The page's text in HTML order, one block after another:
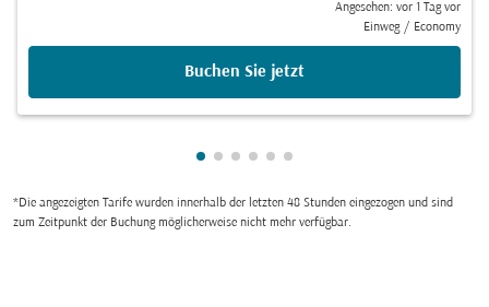
Angesehen: vor 1 Tag vor
Einweg / Economy
Buchen Sie jetzt
zeigt cmp-pagination-showing-
zeigt cmp-pagination-showing-
zeigt cmp-pagination-
zeigt cmp-pagination-
zeigt cmp-pagination-
zeigt cmp-pagination-
*Die angezeigten Tarife wurden innerhalb der letzten 48 Stunden eingezogen und sind
zum Zeitpunkt der Buchung möglicherweise nicht mehr verfügbar.